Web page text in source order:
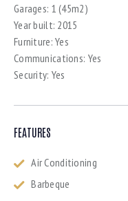
Garages: 1 (45m2)
Year built: 2015
Furniture: Yes
Communications: Yes
Security: Yes
FEATURES
Air Conditioning
Barbeque